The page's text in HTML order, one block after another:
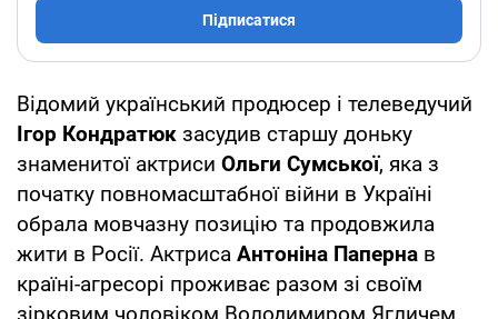
Підписатися
Відомий український продюсер і телеведучий
Ігор Кондратюк засудив старшу доньку
знаменитої актриси Ольги Сумської, яка з
початку повномасштабної війни в Україні
обрала мовчазну позицію та продовжила
жити в Росії. Актриса Антоніна Паперна в
країні-агресорі проживає разом зі своїм
зірковим чоловіком Володимиром Ягличем.